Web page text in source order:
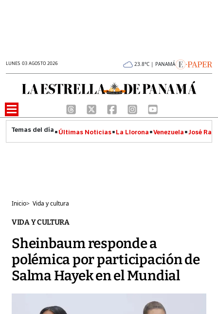
LUNES 03 AGOSTO 2026 23.8°C | PANAMÁ
Últimas Noticias La Llorona Venezuela José
Inicio> Vida y cultura
VIDA Y CULTURA
Sheinbaum responde a
polémica por participación de
Salma Hayek en el Mundial